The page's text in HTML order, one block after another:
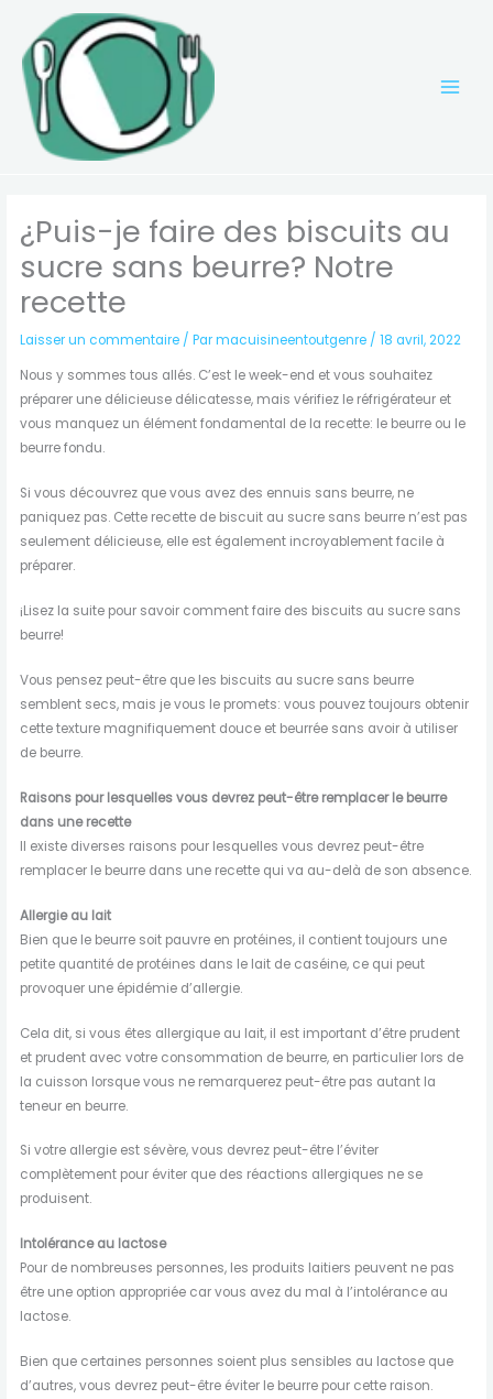
contenu
¿Puis-je faire des biscuits au
sucre sans beurre? Notre
recette
Laisser un commentaire / Parmacuisineentoutgenre /18 avril, 2022
Nous y sommes tous allés. C’est le week-end et vous souhaitez
préparer une délicieuse délicatesse, mais vérifiez le réfrigérateur et
vous manquez un élément fondamental de la recette: le beurre ou le
beurre fondu.
Si vous découvrez que vous avez des ennuis sans beurre, ne
paniquez pas. Cette recette de biscuit au sucre sans beurre n’est pas
seulement délicieuse, elle est également incroyablement facile à
préparer.
¡Lisez la suite pour savoir comment faire des biscuits au sucre sans
beurre!
Vous pensez peut-être que les biscuits au sucre sans beurre
semblent secs, mais je vous le promets: vous pouvez toujours obtenir
cette texture magnifiquement douce et beurrée sans avoir à utiliser
de beurre.
Raisons pour lesquelles vous devrez peut-être remplacer le beurre
dans une recette
Il existe diverses raisons pour lesquelles vous devrez peut-être
remplacer le beurre dans une recette qui va au-delà de son absence.
Allergie au lait
Bien que le beurre soit pauvre en protéines, il contient toujours une
petite quantité de protéines dans le lait de caséine, ce qui peut
provoquer une épidémie d’allergie.
Cela dit, si vous êtes allergique au lait, il est important d’être prudent
et prudent avec votre consommation de beurre, en particulier lors de
la cuisson lorsque vous ne remarquerez peut-être pas autant la
teneur en beurre.
Si votre allergie est sévère, vous devrez peut-être l’éviter
complètement pour éviter que des réactions allergiques ne se
produisent.
Intolérance au lactose
Pour de nombreuses personnes, les produits laitiers peuvent ne pas
être une option appropriée car vous avez du mal à l’intolérance au
lactose.
Bien que certaines personnes soient plus sensibles au lactose que
d’autres, vous devrez peut-être éviter le beurre pour cette raison.